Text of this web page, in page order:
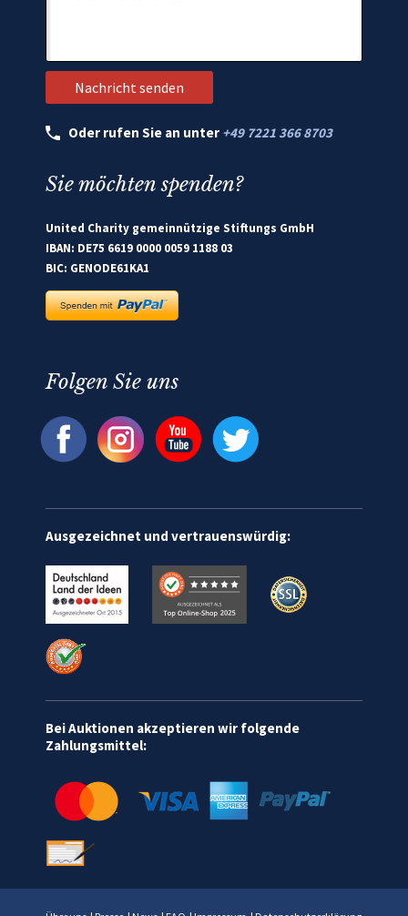
Oder rufen Sie an unter +49 7221 366 8703
Sie möchten spenden?
United Charity gemeinnützige Stiftungs GmbH
IBAN: DE75 6619 0000 0059 1188 03
BIC: GENODE61KA1
Folgen Sie uns
Ausgezeichnet und vertrauenswürdig:
Bei Auktionen akzeptieren wir folgende
Zahlungsmittel: